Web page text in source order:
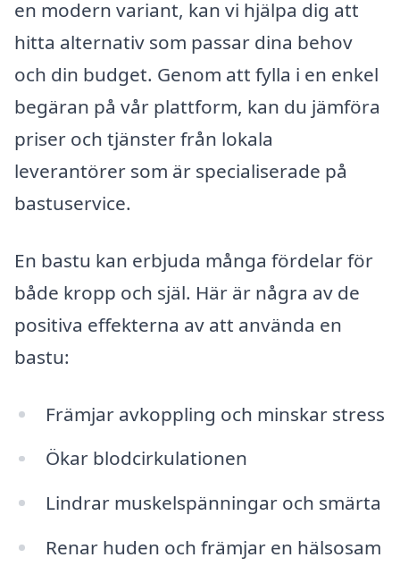
en modern variant, kan vi hjälpa dig att
hitta alternativ som passar dina behov
och din budget. Genom att fylla i en enkel
begäran på vår plattform, kan du jämföra
priser och tjänster från lokala
leverantörer som är specialiserade på
bastuservice.
En bastu kan erbjuda många fördelar för
både kropp och själ. Här är några av de
positiva effekterna av att använda en
bastu:
Främjar avkoppling och minskar stress
Ökar blodcirkulationen
Lindrar muskelspänningar och smärta
Renar huden och främjar en hälsosam